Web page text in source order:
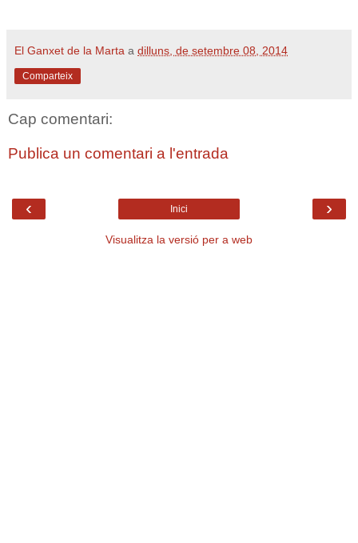
El Ganxet de la Marta a dilluns, de setembre 08, 2014
Comparteix
Cap comentari:
Publica un comentari a l'entrada
‹ ›
Inici
Visualitza la versió per a web